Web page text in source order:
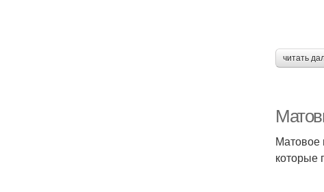
читать
Матовое
которые